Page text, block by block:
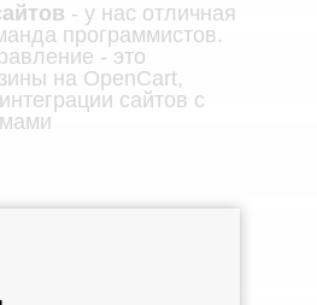
- у нас отличная
программистов.
- это
на OpenCart,
сайтов с